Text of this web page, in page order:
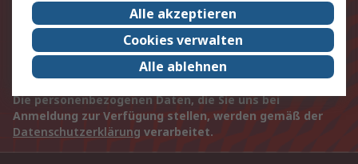
E-Mail-Anschrift
Anmelden
Die personenbezogenen Daten, die Sie uns bei
Anmeldung zur Verfügung stellen, werden gemäß der
Datenschutzerklärung verarbeitet.
Alle akzeptieren
Cookies verwalten
Alle ablehnen